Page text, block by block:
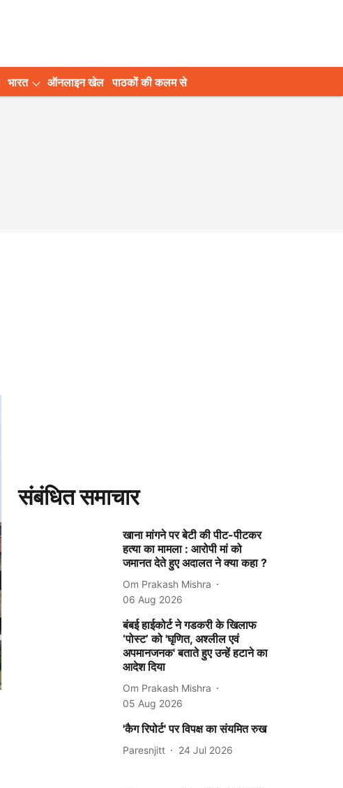
भारत ऑनलाइन खेल पाठकों की कलम से
संबंधित समाचार
खाना मांगने पर बेटी की पीट-पीटकर
हत्या का मामला : आरोपी मां को
जमानत देते हुए अदालत ने क्या कहा ?
Om Prakash Mishra
06 Aug 2026
बंबई हाईकोर्ट ने गडकरी के खिलाफ
‘पोस्ट’ को 'घृणित, अश्लील एवं
अपमानजनक' बताते हुए उन्हें हटाने का
आदेश दिया
Om Prakash Mishra
05 Aug 2026
'कैग रिपोर्ट' पर विपक्ष का संयमित रुख
Paresnjitt 24 Jul 2026